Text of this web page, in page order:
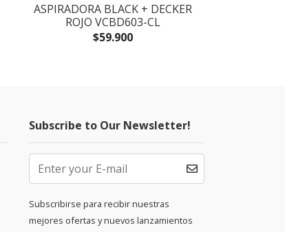
ASPIRADORA BLACK + DECKER
ROJO VCBD603-CL
$59.900
Subscribe to Our Newsletter!
Subscribirse para recibir nuestras
mejores ofertas y nuevos lanzamientos